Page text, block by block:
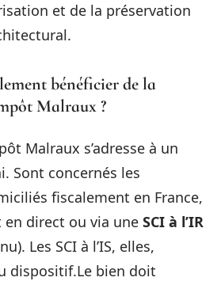
et de la préservation
bénéficier de la
Malraux ?
Malraux s’adresse à un
Sont concernés les
fiscalement en France,
en direct ou via une SCI à l’IR
Les SCI à l’IS, elles,
dispositif.Le bien doit